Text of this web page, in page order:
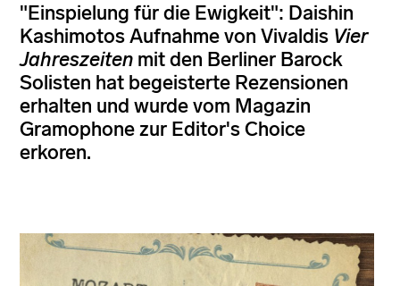
"Einspielung für die Ewigkeit": Daishin
Kashimotos Aufnahme von Vivaldis Vier
Jahreszeiten mit den Berliner Barock
Solisten hat begeisterte Rezensionen
erhalten und wurde vom Magazin
Gramophone zur Editor's Choice
erkoren.